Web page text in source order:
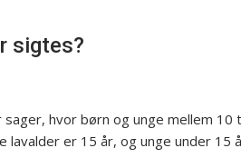
sigtes?
hvor børn og unge mellem
lavalder er 15 år, og unge under 15